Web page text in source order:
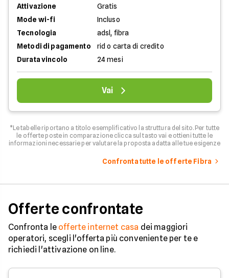
Attivazione
Gratis
Mode wi-fi
Incluso
Tecnologia
adsl, fibra
Metodi di pagamento
rid o carta di credito
Durata vincolo
24 mesi
Vai
*Le tabelle riportano a titolo esemplificativo la struttura del sito. Per tutte
le offerte poste in comparazione clicca sul tasto vai e ottieni tutte le
informazioni necessarie per valutare la proposta adatta alle tue esigenze
Confronta tutte le offerte Fibra
Offerte confrontate
Confronta le offerte internet casa dei maggiori
operatori, scegli l'offerta più conveniente per te e
richiedi l'attivazione on line.